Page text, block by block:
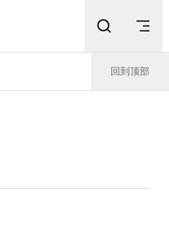
回到顶部